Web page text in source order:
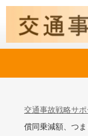
交通事故戦略サポ
償同乗減額、つ